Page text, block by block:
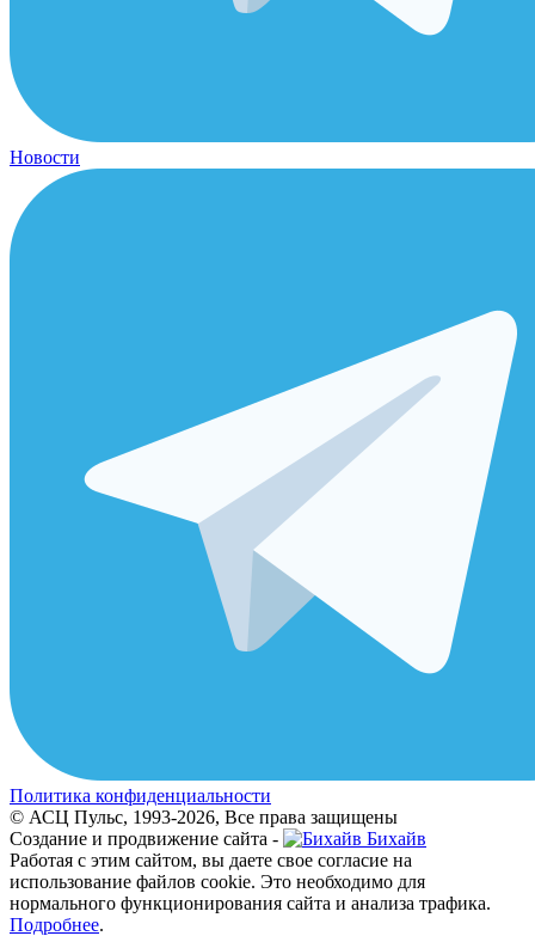
Новости
Политика конфиденциальности
© АСЦ Пульс, 1993-2026, Все права защищены
Создание и продвижение сайта -
Бихайв
Работая с этим сайтом, вы даете свое согласие на
использование файлов cookie. Это необходимо для
нормального функционирования сайта и анализа трафика.
Подробнее.